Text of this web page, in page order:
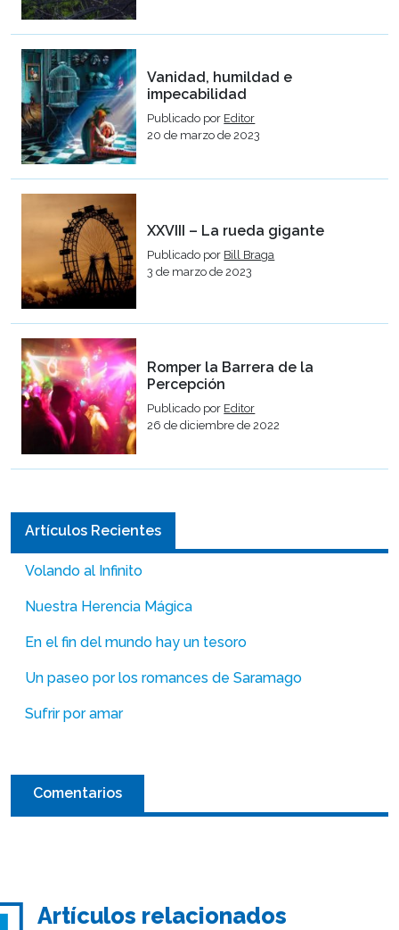
Vanidad, humildad e
impecabilidad
Publicado por Editor
20 de marzo de 2023
XXVIII – La rueda gigante
Publicado por Bill Braga
3 de marzo de 2023
Romper la Barrera de la
Percepción
Publicado por Editor
26 de diciembre de 2022
Artículos Recientes
Volando al Infinito
Nuestra Herencia Mágica
En el fin del mundo hay un tesoro
Un paseo por los romances de Saramago
Sufrir por amar
Comentarios
Artículos relacionados